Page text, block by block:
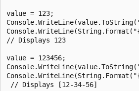
value = 123;
// Displays 123
value = 123456;
// Displays [12-34-56]